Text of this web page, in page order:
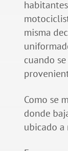
misma
cuando
Como se
donde
ubicado a